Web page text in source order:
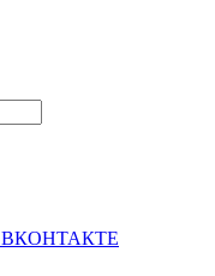
ВКОНТАКТЕ